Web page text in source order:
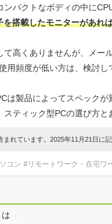
ンパクトなボディの中に
を搭載したモニターがあれ
て高くありませんが、メー
用頻度が低い方は、検討し
は製品によってスペック
ティック型PCの選び方と
れています。2025年11月21日に
コン #リモートワーク・在宅ワ